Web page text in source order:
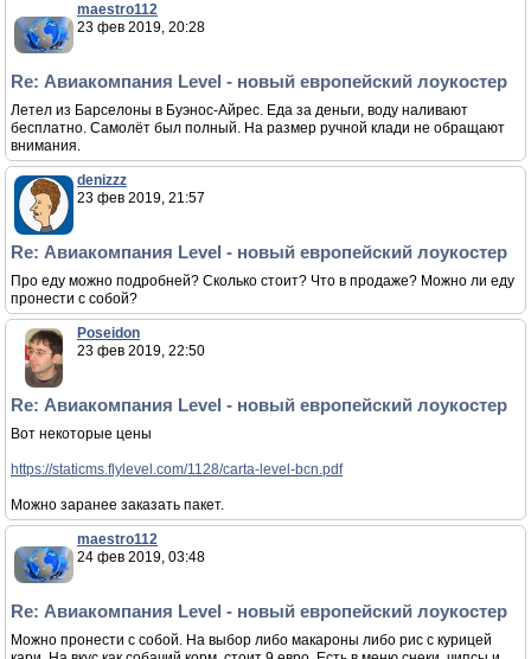
maestro112
23 фев 2019, 20:28
Re: Авиакомпания Level - новый европейский лоукостер
Летел из Барселоны в Буэнос-Айрес. Еда за деньги, воду наливают
бесплатно. Самолёт был полный. На размер ручной клади не обращают
внимания.
denizzz
23 фев 2019, 21:57
Re: Авиакомпания Level - новый европейский лоукостер
Про еду можно подробней? Сколько стоит? Что в продаже? Можно ли еду
пронести с собой?
Poseidon
23 фев 2019, 22:50
Re: Авиакомпания Level - новый европейский лоукостер
Вот некоторые цены
https://staticms.flylevel.com/1128/carta-level-bcn.pdf
Можно заранее заказать пакет.
maestro112
24 фев 2019, 03:48
Re: Авиакомпания Level - новый европейский лоукостер
Можно пронести с собой. На выбор либо макароны либо рис с курицей